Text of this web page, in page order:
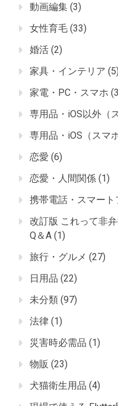
動画編集 (3)
女性育毛 (33)
婚活 (2)
家具・インテリア (5)
家電・PC・スマホ
専用品・iOS以外（
専用品・iOS（スマ
恋愛 (6)
恋愛・人間関係 (1)
携帯電話・スマート
改訂版 これって非
Q＆A (1)
旅行・グルメ (27)
日用品 (22)
未分類 (97)
法律 (1)
災害時必需品 (1)
物販 (23)
犬猫衛生用品 (4)